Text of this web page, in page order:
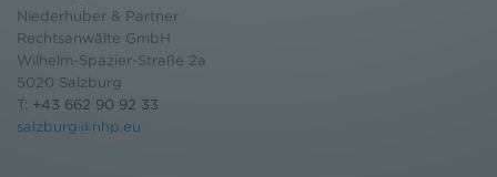
Niederhuber & Partner
Rechtsanwälte GmbH
Wilhelm-Spazier-Straße 2a
5020 Salzburg
T: +43 662 90 92 33
salzburg@nhp.eu